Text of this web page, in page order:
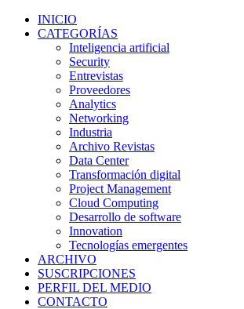
INICIO
CATEGORÍAS
Inteligencia artificial
Security
Entrevistas
Proveedores
Analytics
Networking
Industria
Archivo Revistas
Data Center
Transformación digital
Project Management
Cloud Computing
Desarrollo de software
Innovation
Tecnologías emergentes
ARCHIVO
SUSCRIPCIONES
PERFIL DEL MEDIO
CONTACTO